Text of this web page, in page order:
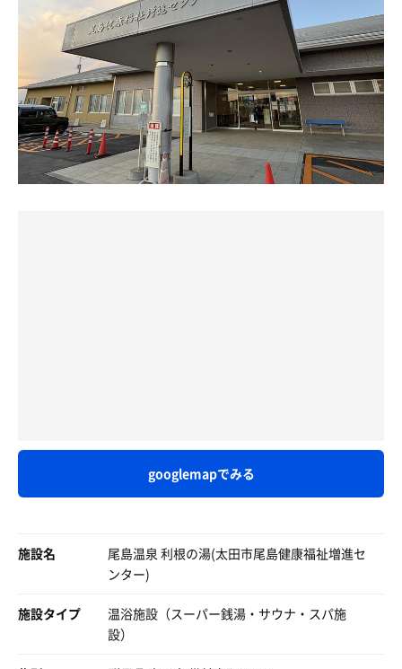
自宅に帰ってソテーにしてみた！！
サ飯その②は、
近くのゲーセン？ピットイン77にて、
即席自販機ラーメンをセレクト！！🍜
自販機のコテング缶🥫ではない、
生ラーメン自販機って、
YouTubeとか、ニュースでたまに見かけるけど、
ここのピットイン77のことだったのか、、！？
CM 強麺まとめ アンディフグYouTube ·
最近ではメッキり姿を見なくなったソフト麺、
是非是非、ピットイン77に寄って食してほしい😋
水風呂は3人入れる広さ。水道水掛け流しで、こちらもマ
イルドな水温(20℃前後？)で小さな子供がプール感覚で楽
しんでる
外気浴は露天風呂に3人掛けのベンチが2脚、2人掛けのベ
ンチが1脚ある。風の通りが良くてなかなか気持ち良い。
内湯側にもプラ椅子あり
湯上がりはロビーで一息ついたり、大広間でゴロンゴロン
内風呂2つ。メインの大風呂。センターに丸型ジャクジー
風呂。
サ室のすぐ外に3人用の水風呂。動線はいいですね。
浴室内に休憩椅子あります。
外に露天浴場がありました。
外気浴スペースには
ベンチが2脚。石造りの腰掛けがあります。
者さまのおっしゃる通りで
ととのい目的の利用ならば確かにいまひとつかも知れませ
サウナが再開しましたら再訪問してサ活を投稿したいと思
最後までお付き合い下さりありがとうございました。
googlemapでみる
施設名
尾島温泉 利根の湯(太田市尾島健康福祉増進セ
ンター)
施設タイプ
温浴施設（スーパー銭湯・サウナ・スパ施
設）